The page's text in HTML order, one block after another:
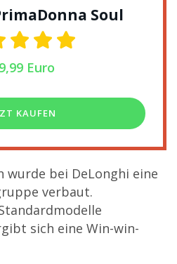
Soul
Euro
KAUFEN
wurde bei DeLonghi eine
verbaut.
sich eine Win-win-